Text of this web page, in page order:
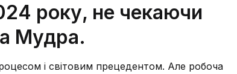
року, не чекаючи
Мудра.
і світовим прецедентом. Але робоча